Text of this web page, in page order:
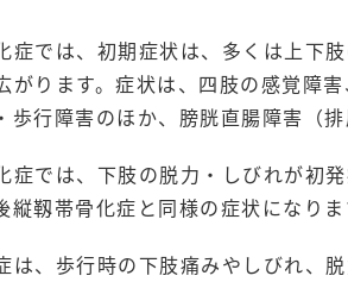
症では、初期症状は、多くは上下
がります。症状は、四肢の感覚障
歩行障害のほか、膀胱直腸障害（
症では、下肢の脱力・しびれが初
靱帯骨化症と同様の症状になりま
は、歩行時の下肢痛みやしびれ、脱